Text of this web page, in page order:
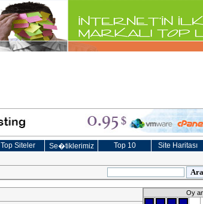
Top Siteler Se�tiklerimiz Top 10 Site Haritası
Oy